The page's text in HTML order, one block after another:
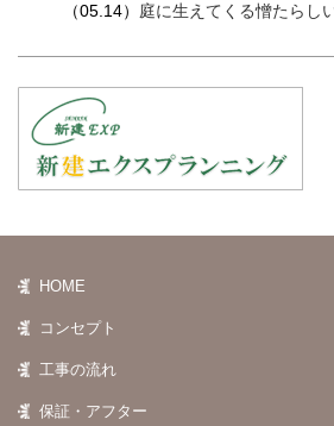
（05.14） 庭に生えてくる憎たらし
HOME
コンセプト
工事の流れ
保証・アフター